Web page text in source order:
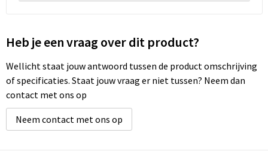
Heb je een vraag over dit product?
Wellicht staat jouw antwoord tussen de product omschrijving
of specificaties. Staat jouw vraag er niet tussen? Neem dan
contact met ons op
Neem contact met ons op